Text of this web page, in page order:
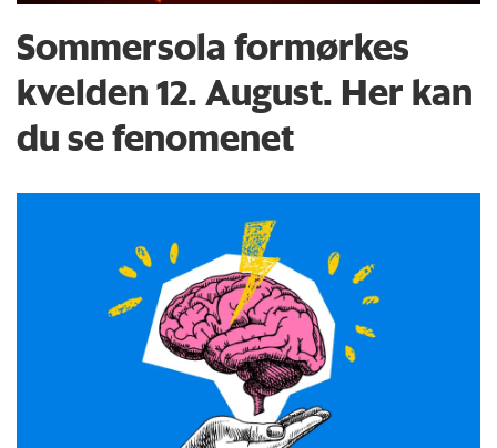
Sommersola formørkes
kvelden 12. August. Her kan
du se fenomenet